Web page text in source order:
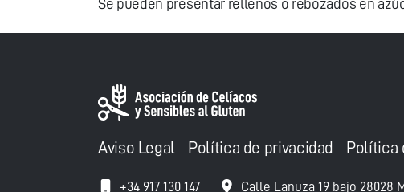
Se pueden presentar rellenos o rebozados en
Aviso Legal Política de privacidad Política
+34 917 130 147 Calle Lanuza 19 bajo 28028